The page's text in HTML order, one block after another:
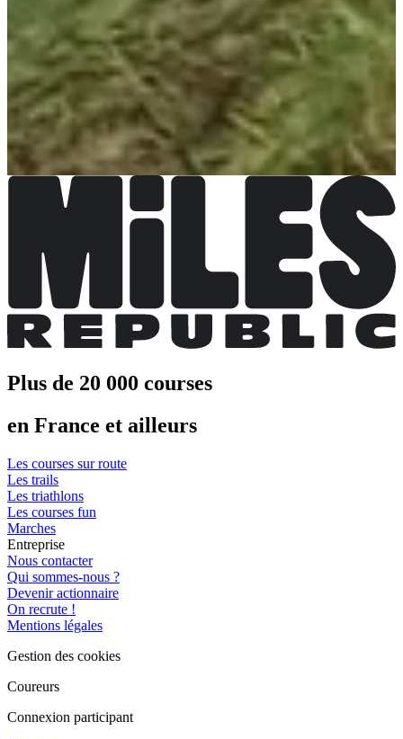
Trail le sanglier 28 kmDate à confirmer
Plus d'info
Plus d'info
Trail le chevreuil 10 kmDate à confirmer
Plus d'info
Plus d'info
Trail le cerf 15 kmDate à confirmer
Plus d'info
Plus d'info
Plus de 20 000 courses
en France et ailleurs
Les courses sur route
Les trails
Les triathlons
Les courses fun
Marches
Entreprise
Nous contacter
Qui sommes-nous ?
Devenir actionnaire
On recrute !
Mentions légales
Gestion des cookies
Coureurs
Connexion participant